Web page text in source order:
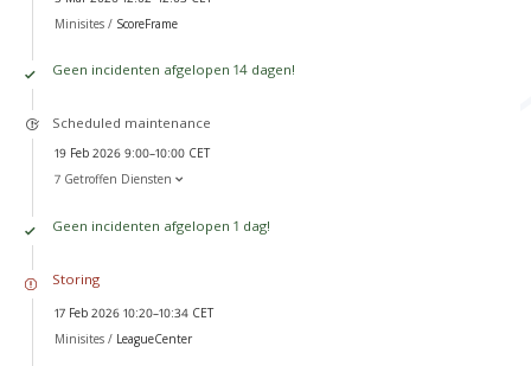
Minisites / ScoreFrame
Geen incidenten afgelopen 14 dagen!
Scheduled maintenance
19 Feb 2026 9:00–10:00 CET
7 Getroffen Diensten
Geen incidenten afgelopen 1 dag!
Storing
17 Feb 2026 10:20–10:34 CET
Minisites / LeagueCenter